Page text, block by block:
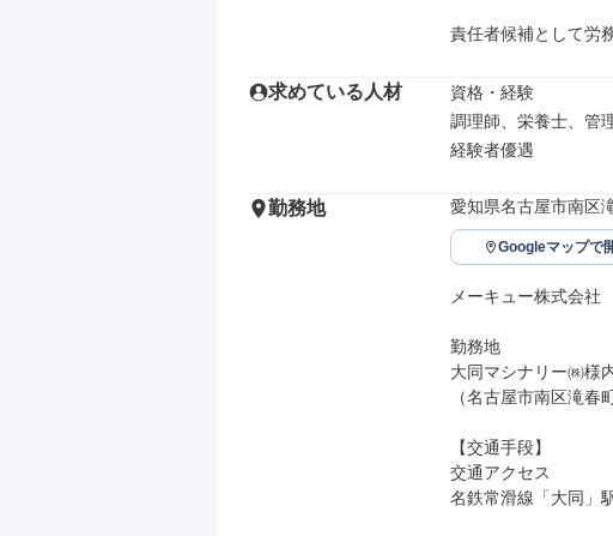
責任者候補として労
求めている人材
資格・経験
調理師、栄養士、管
経験者優遇
勤務地 愛知県名古屋市南区
Googleマップで
メーキュー株式会社
勤務地
大同マシナリー㈱様
（名古屋市南区滝春
【交通手段】
交通アクセス
名鉄常滑線「大同」